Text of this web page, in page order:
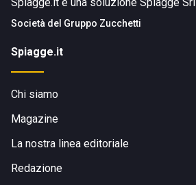
Società del Gruppo Zucchetti
Spiagge.it
Chi siamo
Magazine
La nostra linea editoriale
Redazione